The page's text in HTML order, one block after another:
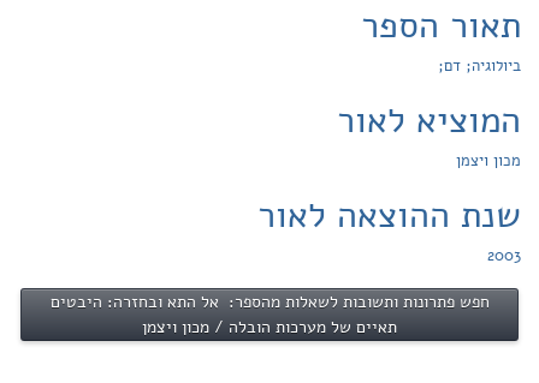
תאור הספר
ביולוגיה; דם;
המוציא לאור
מכון ויצמן
שנת ההוצאה לאור
2003
חפש פתרונות ותשובות לשאלות מהספר: אל התא ובחזרה: היבטים
תאיים של מערכות הובלה / מכון ויצמן